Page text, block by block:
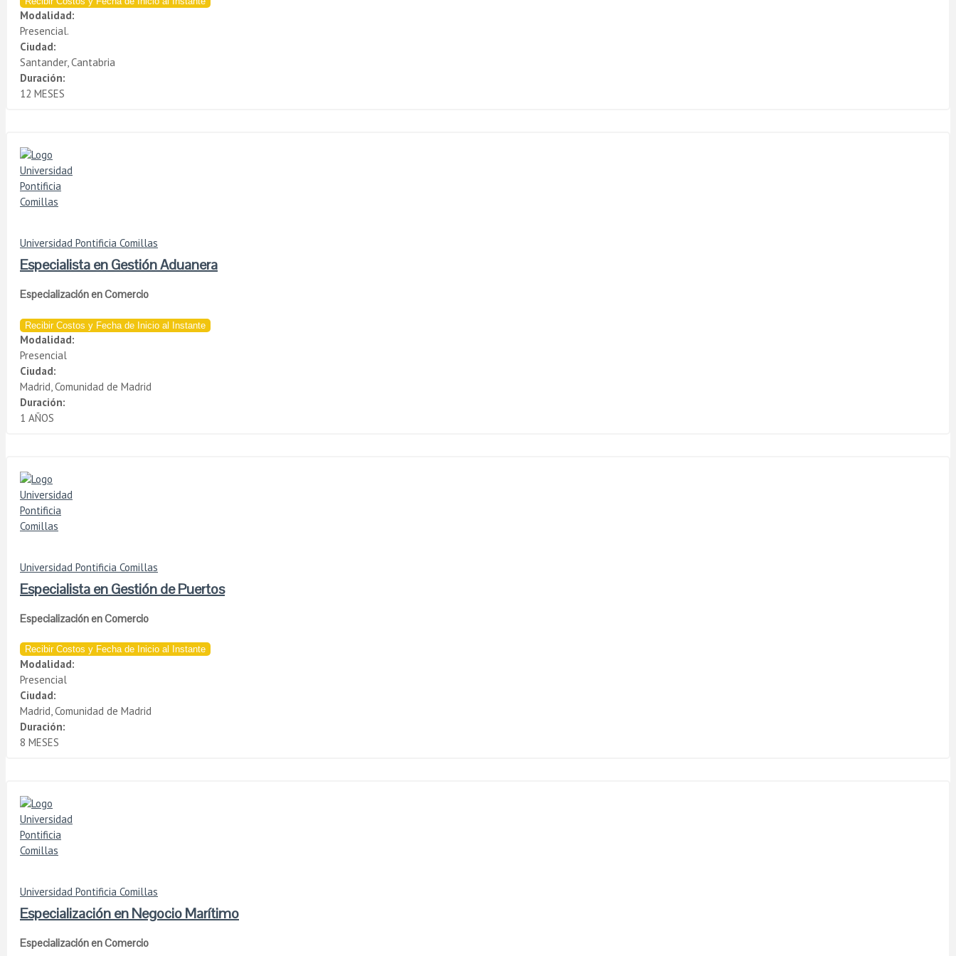
Modalidad:
Presencial.
Ciudad:
Santander, Cantabria
Duración:
12 MESES
Universidad Pontificia Comillas
Especialista en Gestión Aduanera
Especialización en Comercio
Recibir Costos y Fecha de Inicio al Instante
Modalidad:
Presencial
Ciudad:
Madrid, Comunidad de Madrid
Duración:
1 AÑOS
Universidad Pontificia Comillas
Especialista en Gestión de Puertos
Especialización en Comercio
Recibir Costos y Fecha de Inicio al Instante
Modalidad:
Presencial
Ciudad:
Madrid, Comunidad de Madrid
Duración:
8 MESES
Universidad Pontificia Comillas
Especialización en Negocio Marítimo
Especialización en Comercio